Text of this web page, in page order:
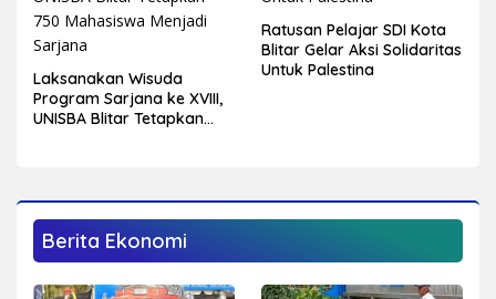
Laksanakan Wisuda
Program Sarjana ke XVIII,
UNISBA Blitar Tetapkan
Ratusan Pelajar SDI Kota
Blitar Gelar Aksi Solidaritas
Untuk Palestina
Berita Ekonomi